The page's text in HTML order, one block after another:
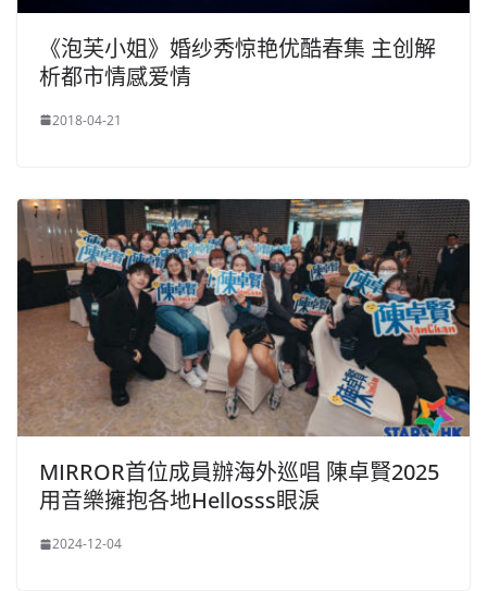
《泡芙小姐》婚纱秀惊艳优酷春集 主创解
析都市情感爱情
2018-04-21
MIRROR首位成員辦海外巡唱 陳卓賢2025
用音樂擁抱各地Hellosss眼淚
2024-12-04